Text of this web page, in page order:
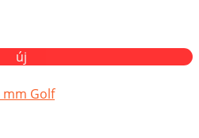
új
mm Golf